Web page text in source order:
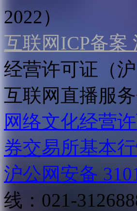
2022）
互联网ICP备案
经营许可证（
互联网直播服
网络文化经营
券交易所基本
沪公网安备
线：021-